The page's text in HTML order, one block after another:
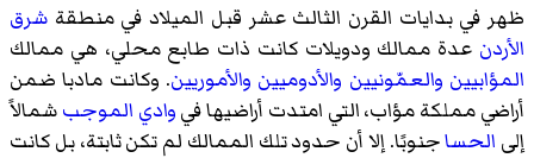
ظهر في بدايات القرن الثالث عشر قبل الميلاد في منطقة شرق
الأردن عدة ممالك ودويلات كانت ذات طابع محلي، هي ممالك
المؤابيين والعمّونيين والأدوميين والأموريين. وكانت مادبا ضمن
أراضي مملكة مؤاب، التي امتدت أراضيها فيوادي الموجبشمالاً
إلى الحساجنوبًا. إلا أن حدود تلك الممالك لم تكن ثابتة، بل كانت